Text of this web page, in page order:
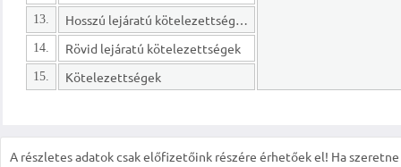
13. Hosszú lejáratú kötelezettségek
14. Rövid lejáratú kötelezettségek
15. Kötelezettségek
A részletes adatok csak előfizetőink részére érhetőek el! Ha